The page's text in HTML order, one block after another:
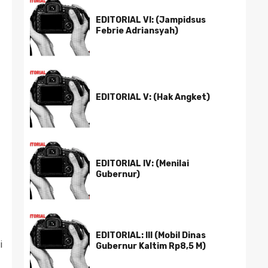
EDITORIAL VI: (Jampidsus
Febrie Adriansyah)
EDITORIAL V: (Hak Angket)
EDITORIAL IV: (Menilai
Gubernur)
EDITORIAL: III (Mobil Dinas
Gubernur Kaltim Rp8,5 M)